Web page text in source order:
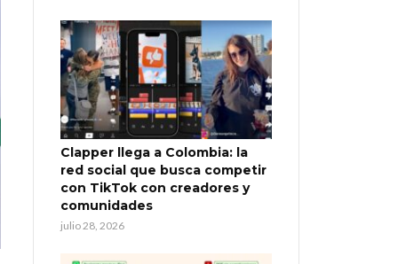
Clapper llega a Colombia: la
red social que busca competir
con TikTok con creadores y
comunidades
julio 28, 2026